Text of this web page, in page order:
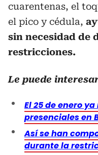
cuarentenas, el
el pico y cédula,
sin necesidad de
restricciones.
Le puede
El 25 de enero
presenciales en
Así se han
durante la